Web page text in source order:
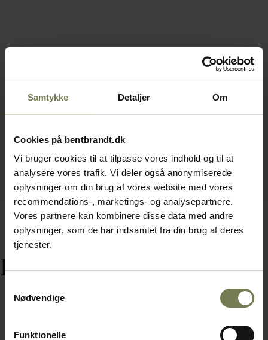
Samtykke Detaljer Om
Cookies på bentbrandt.dk
Vi bruger cookies til at tilpasse vores indhold og til at
analysere vores trafik. Vi deler også anonymiserede
oplysninger om din brug af vores website med vores
recommendations-, marketings- og analysepartnere.
Vores partnere kan kombinere disse data med andre
oplysninger, som de har indsamlet fra din brug af deres
tjenester.
Nødvendige
Funktionelle
Relaterede varer